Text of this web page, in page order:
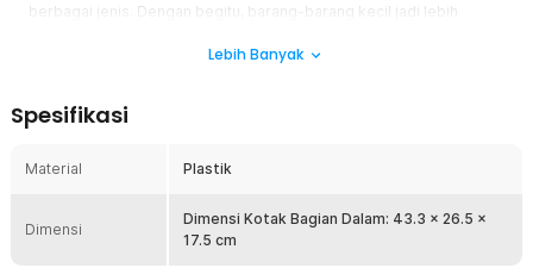
berbagai jenis. Dengan begitu, barang-barang kecil jadi lebih
Anda pegang sehingga memudahkan Anda membawa kotak ini bila
Bisa Disusun Jadi Rak
kotak secara vertikal sehingga membentuk menjadi sebuah rak
Material Plastik
Lebih Banyak
Spesifikasi
Material Plastik
Dimensi
Dimensi Kotak Bagian Dalam: 43.3 x 26.5 x
17.5 cm